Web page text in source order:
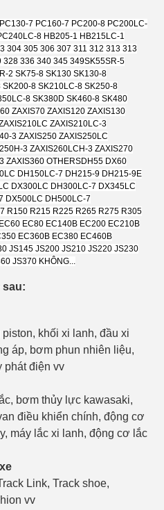
7 PC160-7 PC200-8 PC200LC-
8 HB205-1 HB215LC-1
304 305 306 307 311 312 313 313
328 336 340 345 349SK55SR-5
2 SK75-8 SK130 SK130-8
8 SK210LC-8 SK250-8
8 SK380D SK460-8 SK480
ZAXIS70 ZAXIS120 ZAXIS130
ZAXIS210LC-3
3 ZAXIS250 ZAXIS250LC
3 ZAXIS260LCH-3 ZAXIS270
ZAXIS360 OTHERSDH55 DX60
DH150LC-7 DH215-9 DH215-9E
DX300LC DH300LC-7 DX345LC
DX500LC DH500LC-7
R150 R215 R225 R265 R275 R305
EC80 EC140B EC200 EC210B
EC360B EC380 EC460B
JS145 JS200 JS210 JS220 JS230
JS370 KHÔNG...
sau:
khối xi lanh, đầu xi
áp, bơm phun nhiên liệu,
phát điện vv
bơm thủy lực kawasaki,
điều khiển chính, động cơ
máy lắc xi lanh, động cơ lắc
Link, Track shoe,
vv